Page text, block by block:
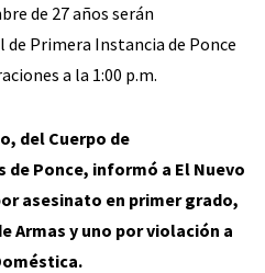
de 27 años serán
Primera Instancia de Ponce
a la 1:00 p.m.
del Cuerpo de
Ponce, informó a El Nuevo
asesinato en primer grado,
Armas y uno por violación a